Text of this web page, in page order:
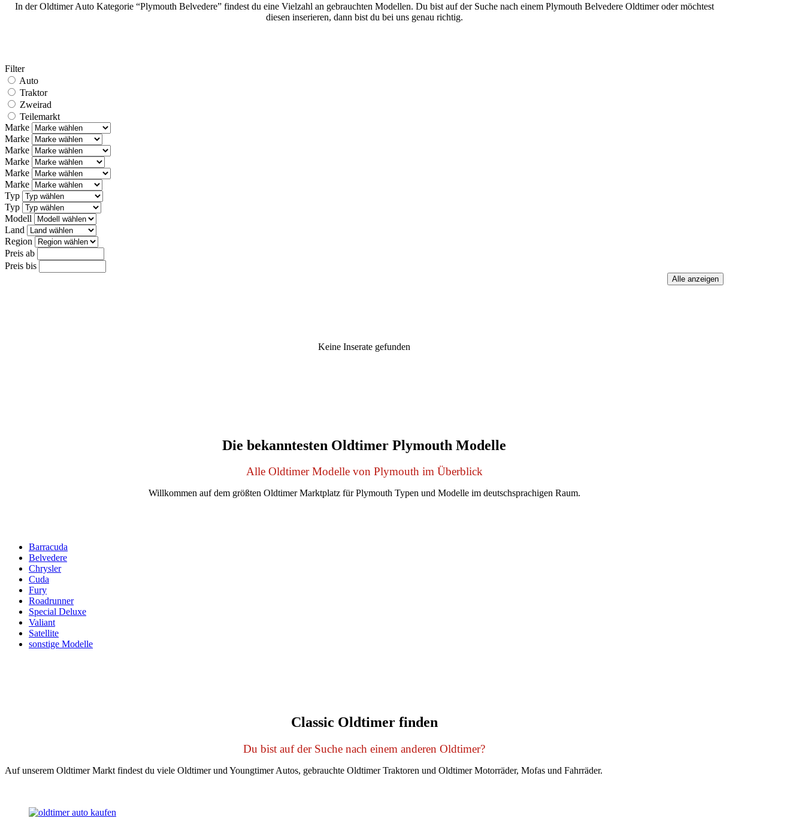
In der Oldtimer Auto Kategorie “Plymouth Belvedere” findest du eine Vielzahl an gebrauchten Modellen. Du bist auf der Suche nach einem Plymouth Belvedere Oldtimer oder möchtest
diesen inserieren, dann bist du bei uns genau richtig.
Filter
Auto
Traktor
Zweirad
Teilemarkt
Marke
Marke
Marke
Marke
Marke
Marke
Typ
Typ
Modell
Land
Region
Preis ab
Preis bis
Keine Inserate gefunden
Die bekanntesten Oldtimer Plymouth Modelle
Alle Oldtimer Modelle von Plymouth im Überblick
Willkommen auf dem größten Oldtimer Marktplatz für Plymouth Typen und Modelle im deutschsprachigen Raum.
Barracuda
Belvedere
Chrysler
Cuda
Fury
Roadrunner
Special Deluxe
Valiant
Satellite
sonstige Modelle
Classic Oldtimer finden
Du bist auf der Suche nach einem anderen Oldtimer?
Auf unserem Oldtimer Markt findest du viele Oldtimer und Youngtimer Autos, gebrauchte Oldtimer Traktoren und Oldtimer Motorräder, Mofas und Fahrräder.